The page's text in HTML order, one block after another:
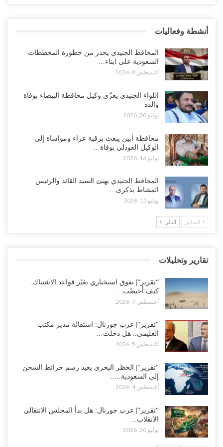
بتعقيد المشهد في المهرة..!
أغسطس 6, 2026
في أحياء المكلا بالتزامن مع العصيان المدني..!
أغسطس 6, 2026
للسعودية بشأن النفط..!
أغسطس 6, 2026
“تقرير“| عرب جورنال: استقالة مدير مكتب العليمي.. هل دخلت سلطة
الرئاسي مرحلة التفكك المؤسسي..!
أغسطس 5, 2026
حضرموت على حافة الانفجار.. اشتباكات قبلية مع فصائل سعودية
وسط معركة سعودية لإسقاط آخر معاقل الزبيدي.. القبائل تستنفر و”درع
الوطن” تبدأ الانتشار..!
أغسطس 5, 2026
خلافات الرواتب تشعل مواجهة داخل معسكر التحالف… والإصلاح يصعّد
في جبهات مأرب وتعز والضالع..!
أغسطس 5, 2026
تعميد الشهادات يشعل غضباً واسعاً..!
أغسطس 5, 2026
ملفات المال والنفط..!
أغسطس 5, 2026
أنشطة وفعاليات
المحافظ الجنيدي يحذر من خطورة المخططات
السعودية على ابناء…
أغسطس 8, 2026
اللواء الجنيدي يعزّي وكيل محافظة الببضاء بوفاة
والده
يوليو 30, 2026
محافظة أبين يبعث برقية عزاء ومواساة إلى
الوكيل العوذلي بوفاة…
يوليو 16, 2026
المحافظ الجنيدي يهنئ السيد القائد والرئيس
المشاط بذكرى…
يونيو 15, 2026
السابق التالي
تقارير وتحليلات
“تقرير“| تفوق استخباري يغيّر قواعد الاشتباك..
كيف أحبطت…
أغسطس 7, 2026
“تقرير“| عرب جورنال: استقالة مدير مكتب
العليمي.. هل دخلت…
أغسطس 5, 2026
“تقرير“| الحظر البحري يعيد رسم خرائط الشحن
إلى السعودية..…
أغسطس 4, 2026
“تقرير“| عرب جورنال: هل بدأ المجلس الانتقالي
الانقلاب…
يوليو 30, 2026